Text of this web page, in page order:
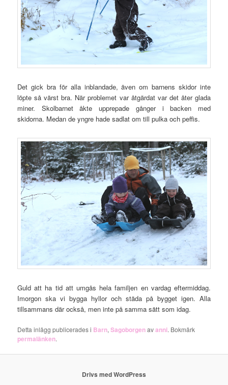
Det gick bra för alla inblandade, även om barnens skidor inte
löpte så värst bra. När problemet var åtgärdat var det åter glada
miner. Skolbarnet åkte upprepade gånger i backen med
skidorna. Medan de yngre hade sadlat om till pulka och peffis.
Guld att ha tid att umgås hela familjen en vardag eftermiddag.
Imorgon ska vi bygga hyllor och städa på bygget igen. Alla
tillsammans där också, men inte på samma sätt som idag.
Detta inlägg publicerades i Barn,Sagoborgenavanni. Bokmärk
permalänken.
Drivs med WordPress